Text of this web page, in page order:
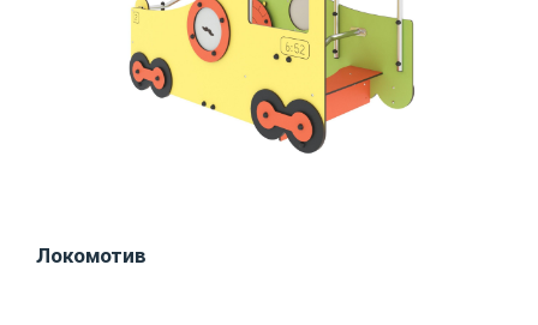
Локомотив